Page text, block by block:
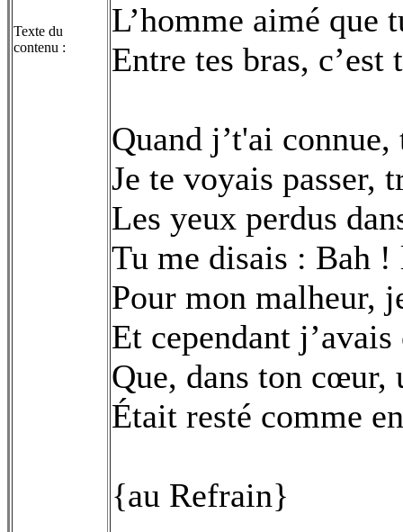
Texte du
contenu :
L’homme aimé que
Entre tes bras, c’est
Quand j’t'ai
Je te voyais passer,
Les yeux perdus
Tu me disais : Bah !
Pour mon malheur,
Et cependant
Que, dans ton cœur,
Était resté comme
{au Refrain}